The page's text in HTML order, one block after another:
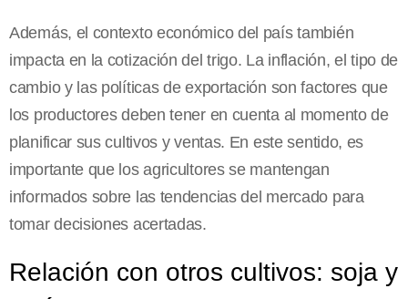
Además, el contexto económico del país también
impacta en la cotización del trigo. La inflación, el tipo de
cambio y las políticas de exportación son factores que
los productores deben tener en cuenta al momento de
planificar sus cultivos y ventas. En este sentido, es
importante que los agricultores se mantengan
informados sobre las tendencias del mercado para
tomar decisiones acertadas.
Relación con otros cultivos: soja y